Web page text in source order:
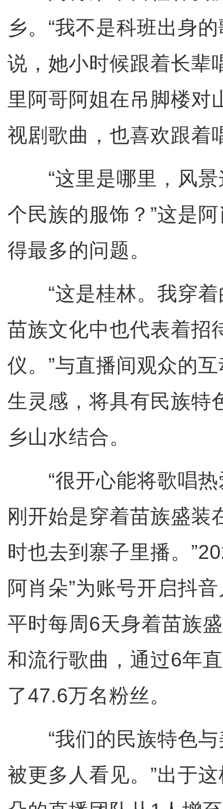
乡。“我不是科班出身
说，她小时候跟着长辈
里阿哥阿姐在吊脚楼对
视剧歌曲，也喜欢跟着
“这里是哪里，风景
个民族的服饰？”这是
得最多的问题。
“这是桂林。我穿着
苗族文化中也代表着招
仪。”与直播间观众的
生灵感，将具有民族特
乡山水结合。
“很开心能将歌唱热
刚开始是穿着苗族盛装
时也去到寨子里播。
阿肖朵”为账号开启抖
平时每周6天身着苗族
和流行歌曲，通过6年
了47.6万名粉丝。
“我们的民族特色与
被更多人看见。”出于